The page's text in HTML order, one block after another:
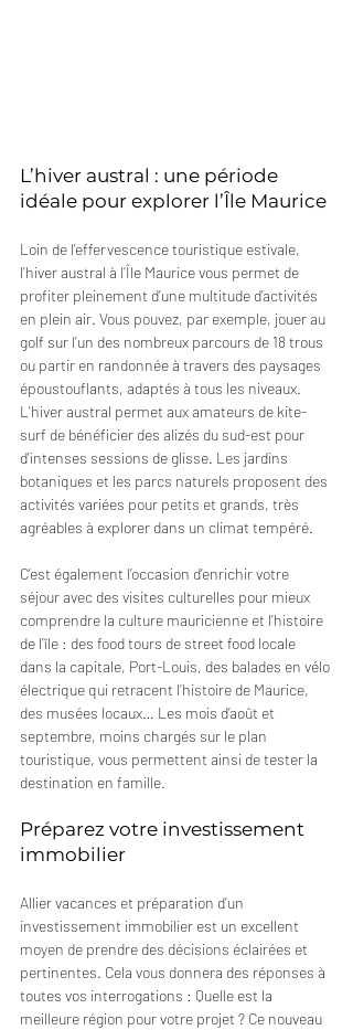
L’hiver austral : une période
idéale pour explorer l’Île Maurice
Loin de l'effervescence touristique estivale,
l’hiver austral à l’Île Maurice vous permet de
profiter pleinement d’une multitude d’activités
en plein air. Vous pouvez, par exemple, jouer au
golf sur l’un des nombreux parcours de 18 trous
ou partir en randonnée à travers des paysages
époustouflants, adaptés à tous les niveaux.
L'hiver austral permet aux amateurs de kite-
surf de bénéficier des alizés du sud-est pour
d'intenses sessions de glisse. Les jardins
botaniques et les parcs naturels proposent des
activités variées pour petits et grands, très
agréables à explorer dans un climat tempéré.
C’est également l’occasion d'enrichir votre
séjour avec des visites culturelles pour mieux
comprendre la culture mauricienne et l’histoire
de l’île : des food tours de street food locale
dans la capitale, Port-Louis, des balades en vélo
électrique qui retracent l’histoire de Maurice,
des musées locaux… Les mois d’août et
septembre, moins chargés sur le plan
touristique, vous permettent ainsi de tester la
destination en famille.
Préparez votre investissement
immobilier
Allier vacances et préparation d’un
investissement immobilier est un excellent
moyen de prendre des décisions éclairées et
pertinentes. Cela vous donnera des réponses à
toutes vos interrogations : Quelle est la
meilleure région pour votre projet ? Ce nouveau